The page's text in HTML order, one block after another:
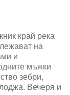
край река
на
и
мъжки
зебри,
Вечеря и